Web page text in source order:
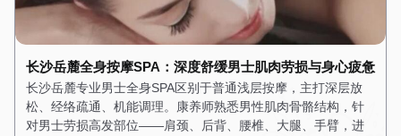
长沙岳麓全身按摩SPA：深度舒缓男士肌肉劳损与身心疲惫
长沙岳麓专业男士全身SPA区别于普通浅层按摩，主打深层放
松、经络疏通、机能调理。康养师熟悉男性肌肉骨骼结构，针
对男士劳损高发部位——肩颈、后背、腰椎、大腿、手臂，进